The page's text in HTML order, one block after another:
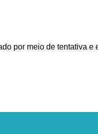
por meio de tentativa e